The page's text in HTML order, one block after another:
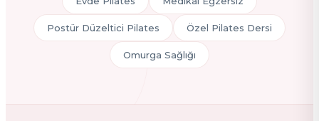
Postür Düzeltici Pilates Özel Pilates Dersi
Omurga Sağlığı